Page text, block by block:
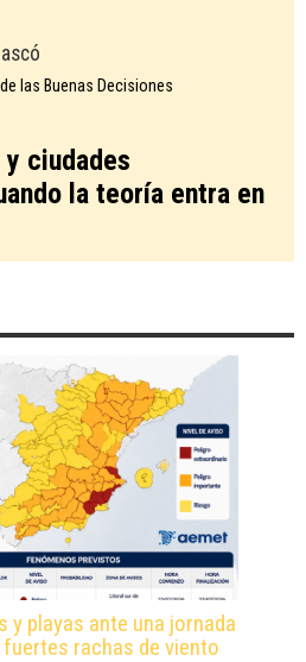
las Buenas Decisiones
ciudades
la teoría entra en
y playas ante una jornada
rachas de viento